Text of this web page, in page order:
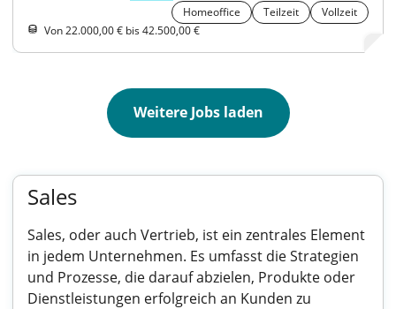
Homeoffice
Teilzeit
Vollzeit
Von 22.000,00 € bis 42.500,00 €
Weitere Jobs laden
Sales
Sales, oder auch Vertrieb, ist ein zentrales Element
in jedem Unternehmen. Es umfasst die Strategien
und Prozesse, die darauf abzielen, Produkte oder
Dienstleistungen erfolgreich an Kunden zu